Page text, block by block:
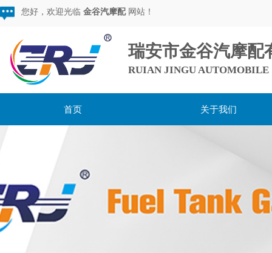
您好，欢迎光临 金谷汽摩配网站！
瑞安市金谷汽摩配
RUIAN JINGU AUTOMOBILE
首页 关于我们
用心服务，超越期待，